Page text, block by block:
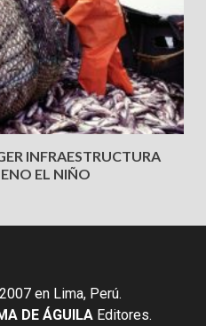
INFRAESTRUCTURA
EL NIÑO
en Lima, Perú.
DE ÁGUILA Editores.